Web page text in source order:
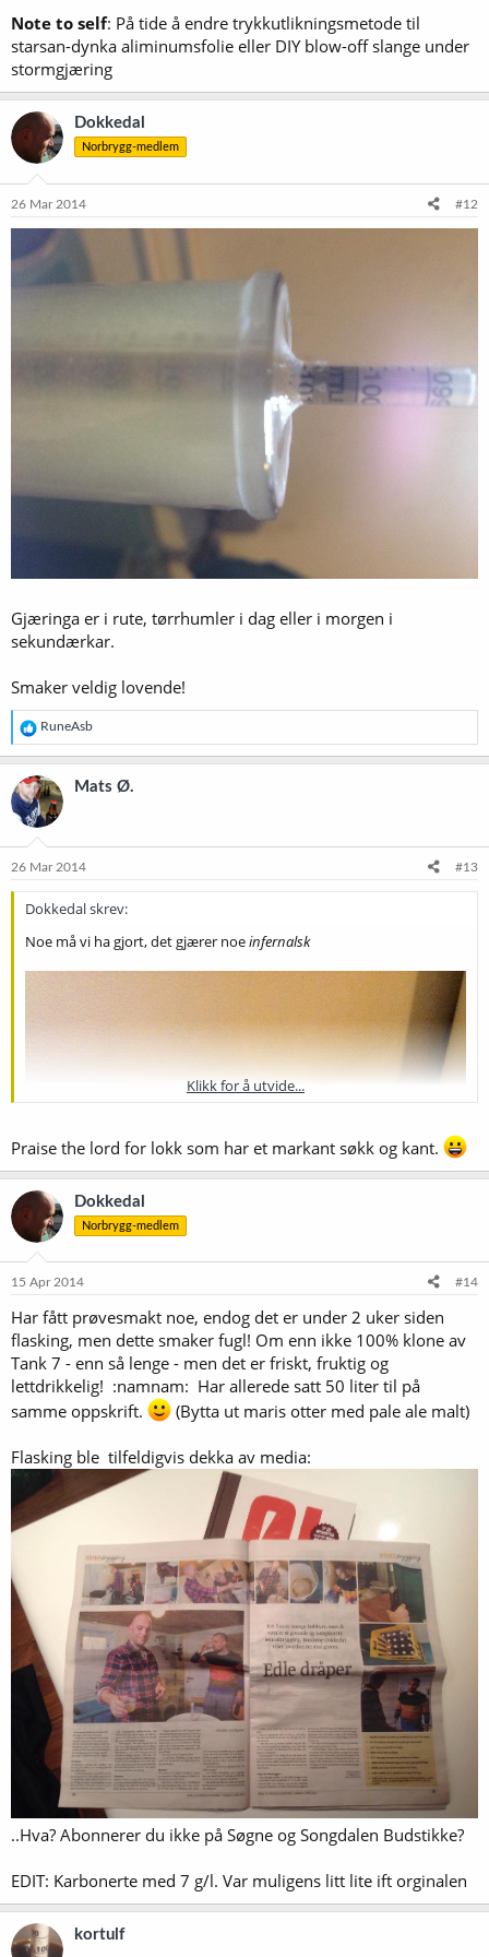
Note to self: På tide å endre trykkutlikningsmetode til
starsan-dynka aliminumsfolie eller DIY blow-off slange under
stormgjæring
Dokkedal
Norbrygg-medlem
26 Mar 2014 #12
Gjæringa er i rute, tørrhumler i dag eller i morgen i
sekundærkar.
Smaker veldig lovende!
R
e
a
k
s
j
o
e
RuneAsb
Mats Ø.
26 Mar 2014 #13
Dokkedal skrev:
Noe må vi ha gjort, det gjærer noeinfernalsk
Note to self : På tide å endre trykkutlikningsmetode til starsan-
dynka aliminumsfolie eller DIY blow-off slange under stormgjæring
Klikk for å utvide...
Praise the lord for lokk som har et markant søkk og kant.
Dokkedal
Norbrygg-medlem
15 Apr 2014 #14
Har fått prøvesmakt noe, endog det er under 2 uker siden
flasking, men dette smaker fugl! Om enn ikke 100% klone av
Tank 7 - enn så lenge - men det er friskt, fruktig og
lettdrikkelig! :namnam: Har allerede satt 50 liter til på
samme oppskrift.
(Bytta ut maris otter med pale ale malt)
Flasking ble tilfeldigvis dekka av media:
..Hva? Abonnerer du ikke på Søgne og Songdalen Budstikke?
EDIT: Karbonerte med 7 g/l. Var muligens litt lite ift orginalen
kortulf